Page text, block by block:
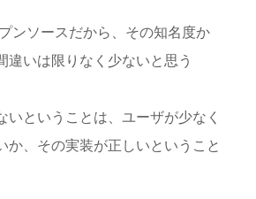
ンソースだから、その知名度か
違いは限りなく少ないと思う
いということは、ユーザが少なく
か、その実装が正しいということ